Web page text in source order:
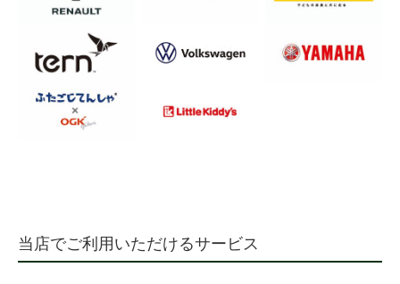
当店でご利用いただけるサービス